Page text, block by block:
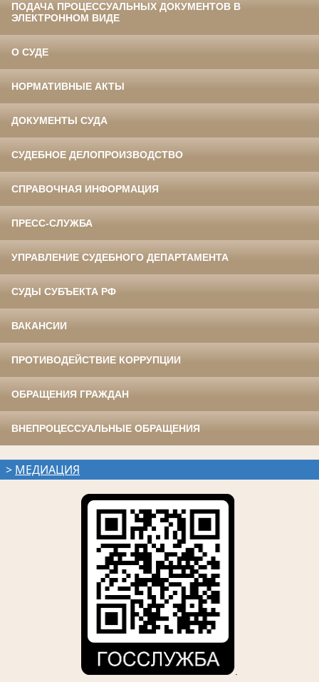
ПОДАЧА ПРОЦЕССУАЛЬНЫХ ДОКУМЕНТОВ В
ЭЛЕКТРОННОМ ВИДЕ
О СУДЕ
НОРМАТИВНЫЕ АКТЫ
ДОКУМЕНТЫ СУДА
СУДЕБНОЕ ДЕЛОПРОИЗВОДСТВО
СПРАВОЧНАЯ ИНФОРМАЦИЯ
ПРЕСС-СЛУЖБА
УПРАВЛЕНИЕ СУДЕБНОГО ДЕПАРТАМЕНТА
СУДЫ СУБЪЕКТА РФ
ВАКАНСИИ
ПРОТИВОДЕЙСТВИЕ КОРРУПЦИИ
ОБРАЩЕНИЯ ГРАЖДАН
ВНЕПРОЦЕССУАЛЬНЫЕ ОБРАЩЕНИЯ
> МЕДИАЦИЯ